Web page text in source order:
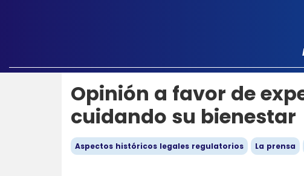
Opinión a favor de
cuidando su bienestar
Aspectos históricos legales regulatorios La prensa